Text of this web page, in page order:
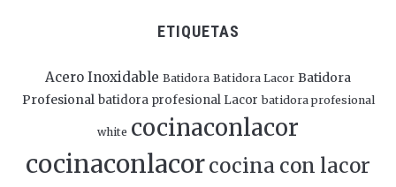
ETIQUETAS
Acero Inoxidable Batidora Batidora Lacor Batidora
Profesional batidora profesional Lacor batidora profesional
white cocinaconlacor
cocinaconlacorcocina con lacor